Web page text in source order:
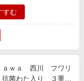
すむ
ａｗａ 西川 フワリ
菌わた入り ３重ガ